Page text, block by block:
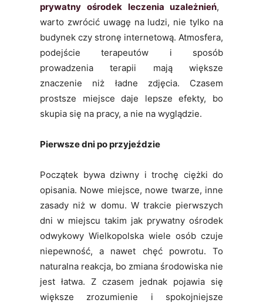
prywatny ośrodek leczenia uzależnień,
warto zwrócić uwagę na ludzi, nie tylko na
budynek czy stronę internetową. Atmosfera,
podejście terapeutów i sposób
prowadzenia terapii mają większe
znaczenie niż ładne zdjęcia. Czasem
prostsze miejsce daje lepsze efekty, bo
skupia się na pracy, a nie na wyglądzie.
Pierwsze dni po przyjeździe
Początek bywa dziwny i trochę ciężki do
opisania. Nowe miejsce, nowe twarze, inne
zasady niż w domu. W trakcie pierwszych
dni w miejscu takim jak prywatny ośrodek
odwykowy Wielkopolska wiele osób czuje
niepewność, a nawet chęć powrotu. To
naturalna reakcja, bo zmiana środowiska nie
jest łatwa. Z czasem jednak pojawia się
większe zrozumienie i spokojniejsze